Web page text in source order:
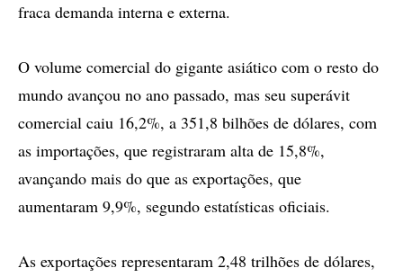
fraca demanda interna e externa.
O volume comercial do gigante asiático com o resto do
mundo avançou no ano passado, mas seu superávit
comercial caiu 16,2%, a 351,8 bilhões de dólares, com
as importações, que registraram alta de 15,8%,
avançando mais do que as exportações, que
aumentaram 9,9%, segundo estatísticas oficiais.
As exportações representaram 2,48 trilhões de dólares,